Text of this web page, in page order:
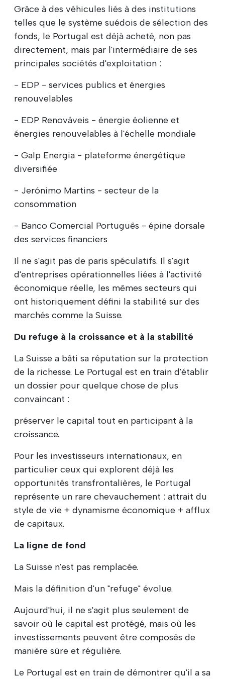
Grâce à des véhicules liés à des institutions
telles que le système suédois de sélection des
fonds, le Portugal est déjà acheté, non pas
directement, mais par l'intermédiaire de ses
principales sociétés d'exploitation :
- EDP - services publics et énergies
renouvelables
- EDP Renováveis - énergie éolienne et
énergies renouvelables à l'échelle mondiale
- Galp Energia - plateforme énergétique
diversifiée
- Jerónimo Martins - secteur de la
consommation
- Banco Comercial Português - épine dorsale
des services financiers
Il ne s'agit pas de paris spéculatifs. Il s'agit
d'entreprises opérationnelles liées à l'activité
économique réelle, les mêmes secteurs qui
ont historiquement défini la stabilité sur des
marchés comme la Suisse.
Du refuge à la croissance et à la stabilité
La Suisse a bâti sa réputation sur la protection
de la richesse. Le Portugal est en train d'établir
un dossier pour quelque chose de plus
convaincant :
préserver le capital tout en participant à la
croissance.
Pour les investisseurs internationaux, en
particulier ceux qui explorent déjà les
opportunités transfrontalières, le Portugal
représente un rare chevauchement : attrait du
style de vie + dynamisme économique + afflux
de capitaux.
La ligne de fond
La Suisse n'est pas remplacée.
Mais la définition d'un "refuge" évolue.
Aujourd'hui, il ne s'agit plus seulement de
savoir où le capital est protégé, mais où les
investissements peuvent être composés de
manière sûre et régulière.
Le Portugal est en train de démontrer qu'il a sa